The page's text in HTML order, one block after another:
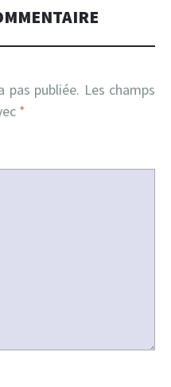
pas publiée. Les champs
*